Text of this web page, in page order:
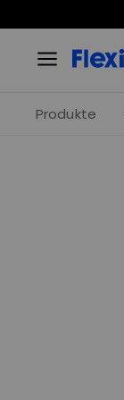
Produkte